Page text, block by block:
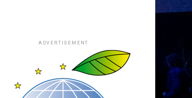
ADVERTISEMENT